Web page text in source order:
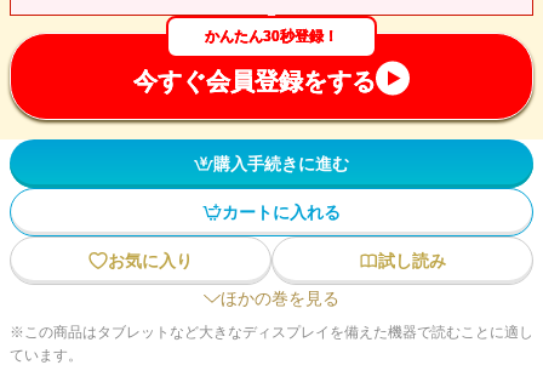
かんたん30秒登録！
今すぐ会員登録をする
購入手続きに進む
カートに入れる
お気に入り
試し読み
ほかの巻を見る
※この商品はタブレットなど大きなディスプレイを備えた機器で読むことに適し
ています。